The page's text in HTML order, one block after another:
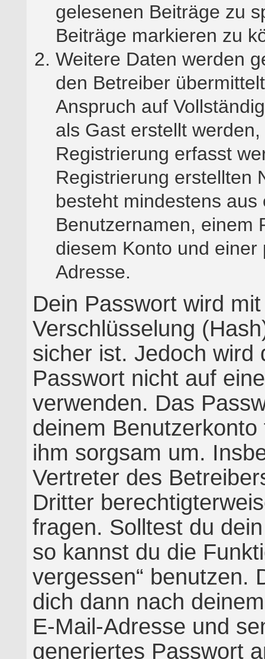
gelesenen Beiträge zu
Beiträge markieren zu
Weitere Daten werden
den Betreiber
Anspruch auf
als Gast erstellt
Registrierung erfasst
Registrierung erstellten
besteht mindestens
Benutzernamen, einem
diesem Konto und
Adresse.
Dein Passwort wird
Verschlüsselung
sicher ist. Jedoch wird
Passwort nicht auf
verwenden. Das
deinem
ihm sorgsam um.
Vertreter des
Dritter
fragen. Solltest du
so kannst du die
vergessen“ benutzen.
dich dann nach
E-Mail-Adresse und
generiertes Passwort